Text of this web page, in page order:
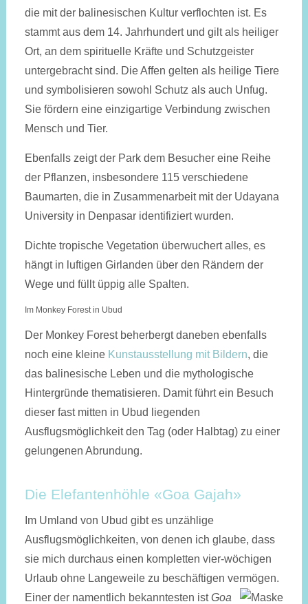
die mit der balinesischen Kultur verflochten ist. Es
stammt aus dem 14. Jahrhundert und gilt als heiliger
Ort, an dem spirituelle Kräfte und Schutzgeister
untergebracht sind. Die Affen gelten als heilige Tiere
und symbolisieren sowohl Schutz als auch Unfug.
Sie fördern eine einzigartige Verbindung zwischen
Mensch und Tier.
Ebenfalls zeigt der Park dem Besucher eine Reihe
der Pflanzen, insbesondere 115 verschiedene
Baumarten, die in Zusammenarbeit mit der Udayana
University in Denpasar identifiziert wurden.
Dichte tropische Vegetation überwuchert alles, es
hängt in luftigen Girlanden über den Rändern der
Wege und füllt üppig alle Spalten.
Im Monkey Forest in Ubud
Der Monkey Forest beherbergt daneben ebenfalls
noch eine kleine Kunstausstellung mit Bildern, die
das balinesische Leben und die mythologische
Hintergründe thematisieren. Damit führt ein Besuch
dieser fast mitten in Ubud liegenden
Ausflugsmöglichkeit den Tag (oder Halbtag) zu einer
gelungenen Abrundung.
Die Elefantenhöhle «Goa Gajah»
Im Umland von Ubud gibt es unzählige
Ausflugsmöglichkeiten, von denen ich glaube, dass
sie mich durchaus einen kompletten vier-wöchigen
Urlaub ohne Langeweile zu beschäftigen vermögen.
Einer der namentlich bekanntesten istGoa